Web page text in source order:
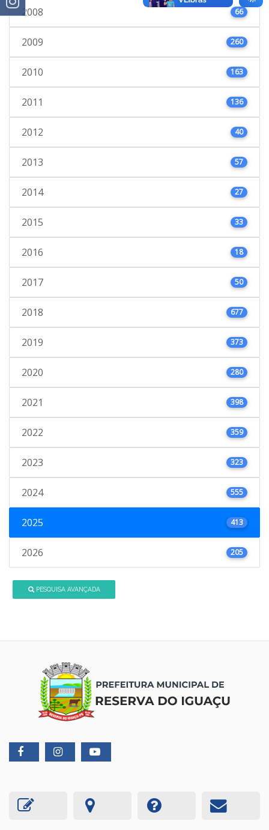
2008 66
2009 260
2010 163
2011 136
2012 40
2013 57
2014 27
2015 33
2016 18
2017 50
2018 677
2019 373
2020 280
2021 398
2022 359
2023 323
2024 555
2025 413
2026 205
PESQUISA AVANÇADA